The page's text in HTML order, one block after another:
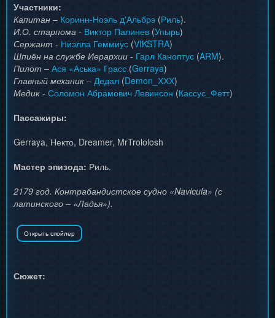
Участники:
Капитан – Коринн-Ноэль д'Альбрэ (Риль).
И.О. старпома - Виктор Палинев (Упырь)
Сержант - Ниэлла Геммиус (VIKSTRA)
Шпиён на службе Иерархии - Гарл Каноптус (ARM).
Пилот – Ася «Аська» Грасс (Gerraya)
Главный механик – Дедал (Demon_ХХХ)
Медик - Соломон Абрамович Левинсон (Кассус_Фетт)
Пассажиры:
Gerraya, Некто, Dreamer, MrTrololosh
Мастер эпизода: Риль.
2179 год. Контрабандистское судно «Navicula» (с
латинского – «Ладья»).
Сюжет: